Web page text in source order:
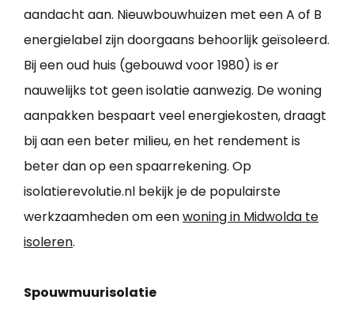
aandacht aan. Nieuwbouwhuizen met een A of B
energielabel zijn doorgaans behoorlijk geïsoleerd.
Bij een oud huis (gebouwd voor 1980) is er
nauwelijks tot geen isolatie aanwezig. De woning
aanpakken bespaart veel energiekosten, draagt
bij aan een beter milieu, en het rendement is
beter dan op een spaarrekening. Op
isolatierevolutie.nl bekijk je de populairste
werkzaamheden om eenwoning in Midwolda te
isoleren.
Spouwmuurisolatie